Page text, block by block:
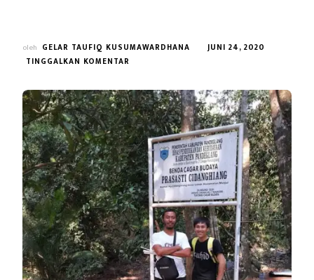
oleh GELAR TAUFIQ KUSUMAWARDHANA
JUNI 24, 2020
TINGGALKAN KOMENTAR
MENGUNJUNGI
PRASASTI
CIDANGHIANG